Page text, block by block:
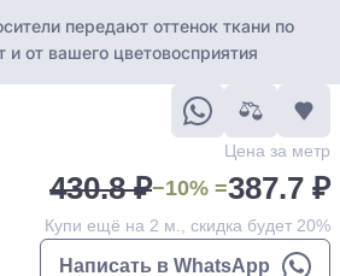
передают оттенок ткани по
и от вашего цветовосприятия
Цена за метр
430.8 ₽−10% =387.7 ₽
Купи ещё на 2 м., скидка будет 20%
Написать в WhatsApp